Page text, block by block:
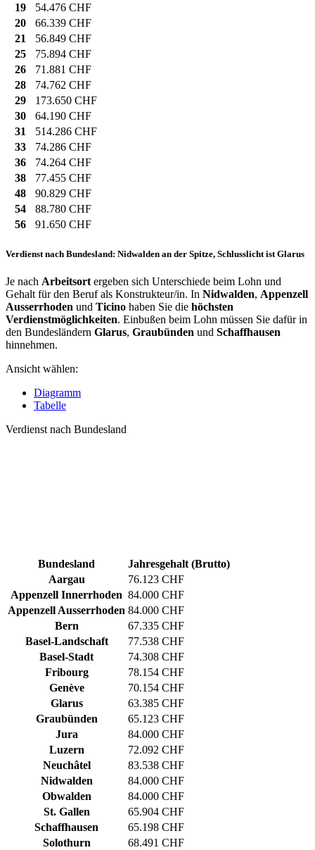
19
54.476 CHF
20
66.339 CHF
21
56.849 CHF
25
75.894 CHF
26
71.881 CHF
28
74.762 CHF
29
173.650 CHF
30
64.190 CHF
31
514.286 CHF
33
74.286 CHF
36
74.264 CHF
38
77.455 CHF
48
90.829 CHF
54
88.780 CHF
56
91.650 CHF
Verdienst nach Bundesland: Nidwalden an der Spitze, Schlusslicht ist Glarus
Je nach Arbeitsort ergeben sich Unterschiede beim Lohn und
Gehalt für den Beruf als Konstrukteur/in. In Nidwalden, Appenzell
Ausserrhoden und Ticino haben Sie die höchsten
Verdienstmöglichkeiten. Einbußen beim Lohn müssen Sie dafür in
den Bundesländern Glarus, Graubünden und Schaffhausen
hinnehmen.
Ansicht wählen:
Diagramm
Tabelle
Verdienst nach Bundesland
Bundesland
Jahresgehalt (Brutto)
Aargau
76.123 CHF
Appenzell Innerrhoden 84.000 CHF
Appenzell Ausserrhoden 84.000 CHF
Bern
67.335 CHF
Basel-Landschaft
77.538 CHF
Basel-Stadt
74.308 CHF
Fribourg
78.154 CHF
Genève
70.154 CHF
Glarus
63.385 CHF
Graubünden
65.123 CHF
Jura
84.000 CHF
Luzern
72.092 CHF
Neuchâtel
83.538 CHF
Nidwalden
84.000 CHF
Obwalden
84.000 CHF
St. Gallen
65.904 CHF
Schaffhausen
65.198 CHF
Solothurn
68.491 CHF